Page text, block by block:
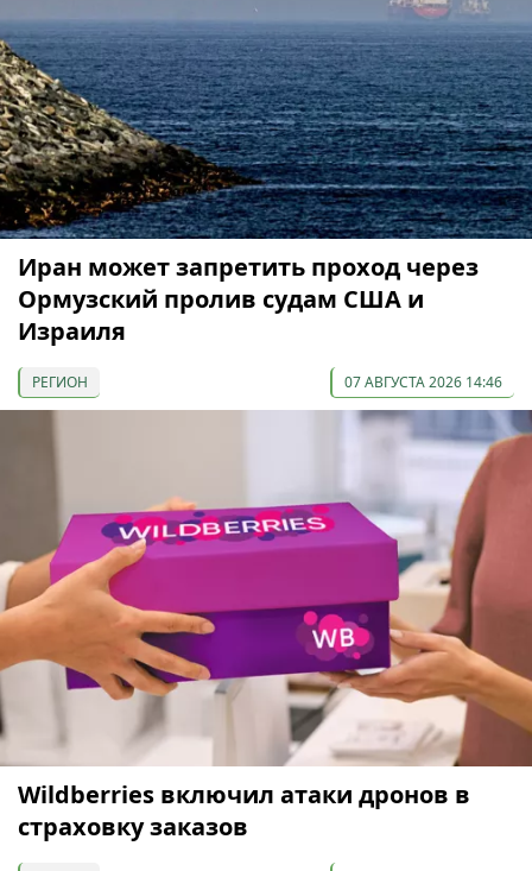
Иран может запретить проход через
Ормузский пролив судам США и
Израиля
РЕГИОН 07 АВГУСТА 2026 14:46
Wildberries включил атаки дронов в
страховку заказов